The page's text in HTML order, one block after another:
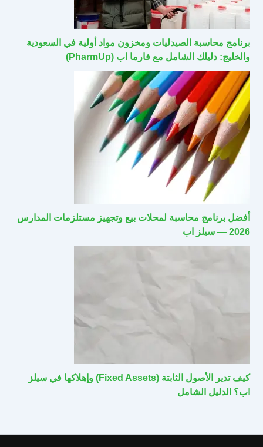
برنامج محاسبة الصيدليات ومخزون مواد أولية في السعودية
والخليج: دليلك الشامل مع فارما اب (PharmUp)
أفضل برنامج محاسبة لمحلات بيع وتجهيز مستلزمات المدارس
2026 — سيلز اب
كيف تدير الأصول الثابتة (Fixed Assets) وإهلاكها في سيلز
اب؟ الدليل الشامل